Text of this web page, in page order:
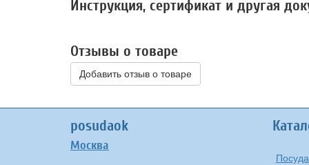
Инструкция, сертификат и другая
Отзывы о товаре
Добавить отзыв о товаре
posudaok
Москва